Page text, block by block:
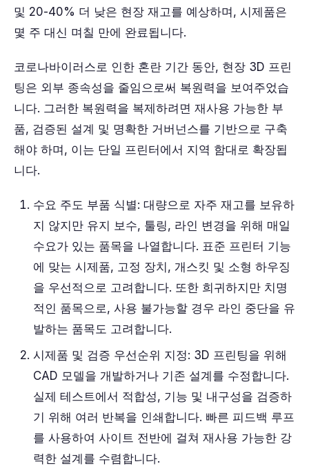
및 20-40% 더 낮은 현장 재고를 예상하며, 시제품은
몇 주 대신 며칠 만에 완료됩니다.
코로나바이러스로 인한 혼란 기간 동안, 현장 3D 프린
팅은 외부 종속성을 줄임으로써 복원력을 보여주었습
니다. 그러한 복원력을 복제하려면 재사용 가능한 부
품, 검증된 설계 및 명확한 거버넌스를 기반으로 구축
해야 하며, 이는 단일 프린터에서 지역 함대로 확장됩
니다.
수요 주도 부품 식별: 대량으로 자주 재고를 보유하
지 않지만 유지 보수, 툴링, 라인 변경을 위해 매일
수요가 있는 품목을 나열합니다. 표준 프린터 기능
에 맞는 시제품, 고정 장치, 개스킷 및 소형 하우징
을 우선적으로 고려합니다. 또한 희귀하지만 치명
적인 품목으로, 사용 불가능할 경우 라인 중단을 유
발하는 품목도 고려합니다.
시제품 및 검증 우선순위 지정: 3D 프린팅을 위해
CAD 모델을 개발하거나 기존 설계를 수정합니다.
실제 테스트에서 적합성, 기능 및 내구성을 검증하
기 위해 여러 반복을 인쇄합니다. 빠른 피드백 루프
를 사용하여 사이트 전반에 걸쳐 재사용 가능한 강
력한 설계를 수렴합니다.